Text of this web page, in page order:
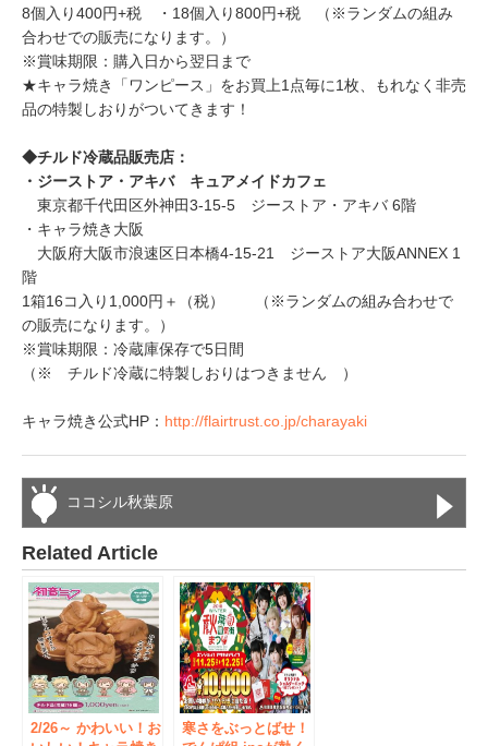
8個入り400円+税 ・18個入り800円+税 （※ランダムの組み
合わせでの販売になります。）
※賞味期限：購入日から翌日まで
★キャラ焼き「ワンピース」をお買上1点毎に1枚、もれなく非売
品の特製しおりがついてきます！
◆チルド冷蔵品販売店：
・ジーストア・アキバ キュアメイドカフェ
東京都千代田区外神田3-15-5 ジーストア・アキバ 6階
・キャラ焼き大阪
大阪府大阪市浪速区日本橋4-15-21 ジーストア大阪ANNEX 1
階
1箱16コ入り1,000円＋（税） （※ランダムの組み合わせで
の販売になります。）
※賞味期限：冷蔵庫保存で5日間
（※ チルド冷蔵に特製しおりはつきません ）
キャラ焼き公式HP： http://flairtrust.co.jp/charayaki
ココシル秋葉原
Related Article
2/26～ かわいい！お
寒さをぶっとばせ！